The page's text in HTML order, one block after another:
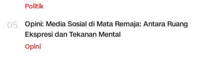
Politik
05
Opini: Media Sosial di Mata Remaja: Antara Ruang
Ekspresi dan Tekanan Mental
Opini